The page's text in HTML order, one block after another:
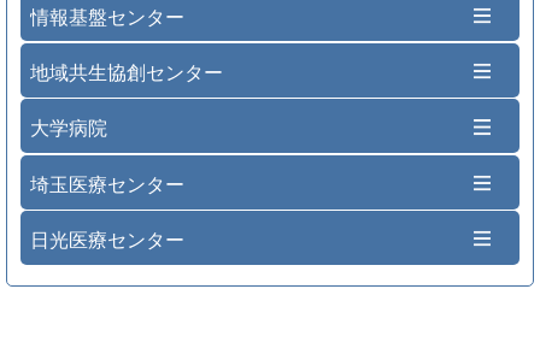
情報基盤センター
地域共生協創センター
大学病院
埼玉医療センター
日光医療センター